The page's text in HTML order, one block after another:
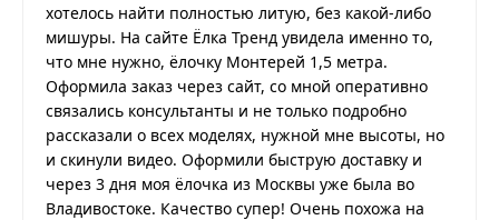
хотелось найти полностью литую, без какой-либо
мишуры. На сайте Ёлка Тренд увидела именно то,
что мне нужно, ёлочку Монтерей 1,5 метра.
Оформила заказ через сайт, со мной оперативно
связались консультанты и не только подробно
рассказали о всех моделях, нужной мне высоты, но
и скинули видео. Оформили быструю доставку и
через 3 дня моя ёлочка из Москвы уже была во
Владивостоке. Качество супер! Очень похожа на